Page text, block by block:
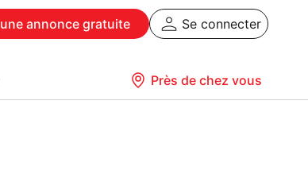
une annonce gratuite Se connecter
Près de chez vous